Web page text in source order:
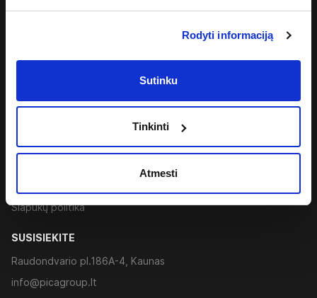
Rodyti informaciją
Sutinku
Tinkinti
Atmesti
PAGALBA IR INFORMACIJA
Taisyklės ir sąlygos
Slapukų politika
SUSISIEKITE
Raudondvario pl.186A-4, Kaunas
info@picagroup.lt